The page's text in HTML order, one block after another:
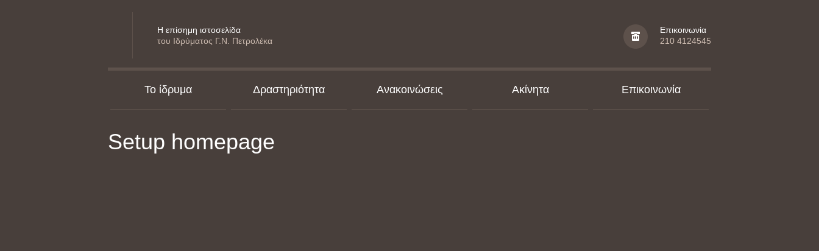
Η επίσημη ιστοσελίδα
του Ιδρύματος Γ.Ν. Πετρολέκα
Επικοινωνία
210 4124545
Το ίδρυμα Δραστηριότητα Ανακοινώσεις Ακίνητα Επικοινωνία
Setup homepage